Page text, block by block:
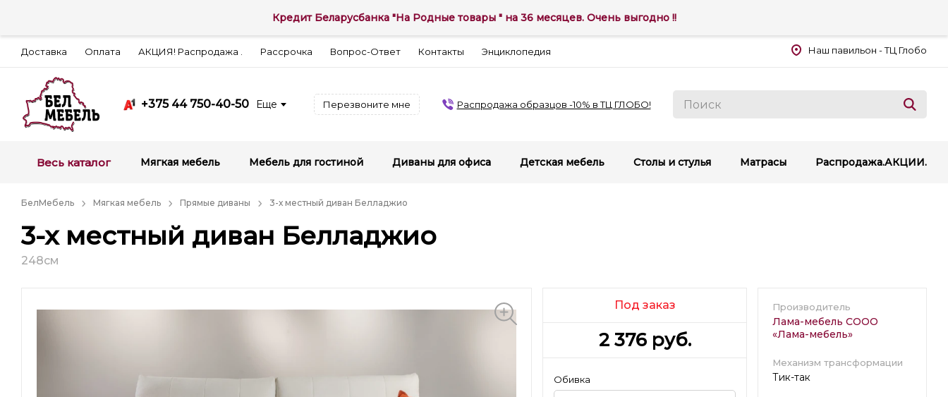
Доставка Оплата АКЦИЯ! Распродажа . Рассрочка Вопрос-Ответ Контакты Энциклопедия Наш павильон - ТЦ Глобо
+375 44 750-40-50 Еще Перезвоните мне Распродажа образцов -10% в ТЦ ГЛОБО!
Весь каталог Мягкая мебель Мебель для гостиной Диваны для офиса Детская мебель Столы и стулья Матрасы Распродажа.АКЦИИ.
БелМебель Мягкая мебель Прямые диваны 3-х местный диван Белладжио
3-х местный диван Белладжио
248см
Под заказ
2 376 руб.
Обивка
Производитель
Лама-мебель СООО
«Лама-мебель»
Механизм трансформации
Тик-так
Кредит Беларусбанка "На Родные товары " на 36 месяцев. Очень выгодно !!